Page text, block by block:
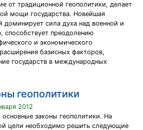
от традиционной геополитики, делает
мощи государства. Новейшая
доминирует сила духа над военной и
преодолению
и экономического
базисных факторов,
государств в международных
геополитики
2012
основные законы геополитики. На
цели необходимо решить следующие